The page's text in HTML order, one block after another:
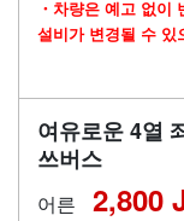
・차량은 예고 없이
설비가 변경될 수 있
여유로운 4열
쓰버스
어른 2,800